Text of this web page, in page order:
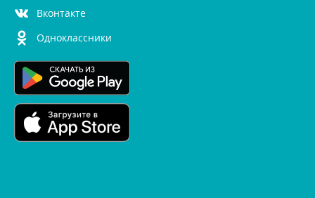
контакте
Одноклассники